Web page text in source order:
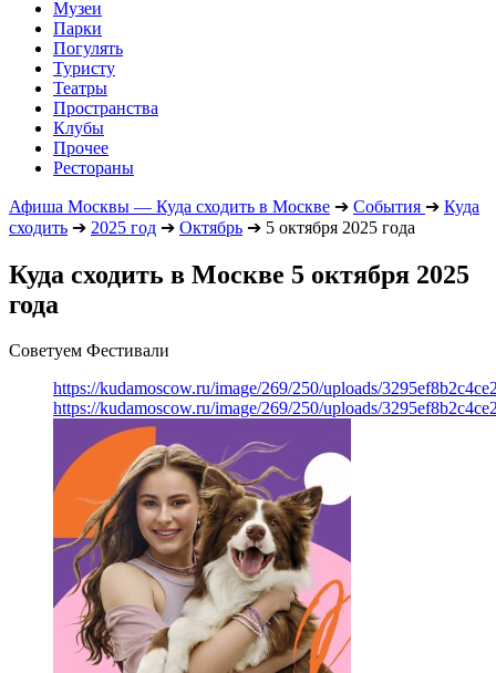
Музеи
Парки
Погулять
Туристу
Театры
Пространства
Клубы
Прочее
Рестораны
Афиша Москвы — Куда сходить в Москве ➔ События ➔ Куда
сходить ➔ 2025 год ➔ Октябрь ➔ 5 октября 2025 года
Куда сходить в Москве 5 октября 2025
года
Советуем Фестивали
https://kudamoscow.ru/image/269/250/uploads/
https://kudamoscow.ru/image/269/250/uploads/